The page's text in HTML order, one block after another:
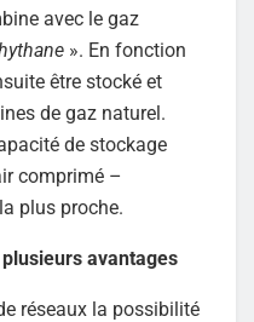
avec le gaz
». En fonction
être stocké et
de gaz naturel.
de stockage
comprimé –
plus proche.
avantages
réseaux la possibilité